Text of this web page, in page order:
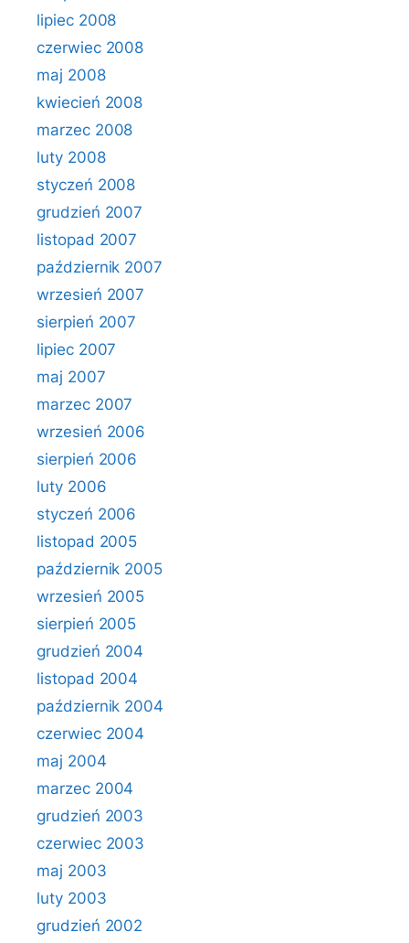
lipiec 2008
czerwiec 2008
maj 2008
kwiecień 2008
marzec 2008
luty 2008
styczeń 2008
grudzień 2007
listopad 2007
październik 2007
wrzesień 2007
sierpień 2007
lipiec 2007
maj 2007
marzec 2007
wrzesień 2006
sierpień 2006
luty 2006
styczeń 2006
listopad 2005
październik 2005
wrzesień 2005
sierpień 2005
grudzień 2004
listopad 2004
październik 2004
czerwiec 2004
maj 2004
marzec 2004
grudzień 2003
czerwiec 2003
maj 2003
luty 2003
grudzień 2002